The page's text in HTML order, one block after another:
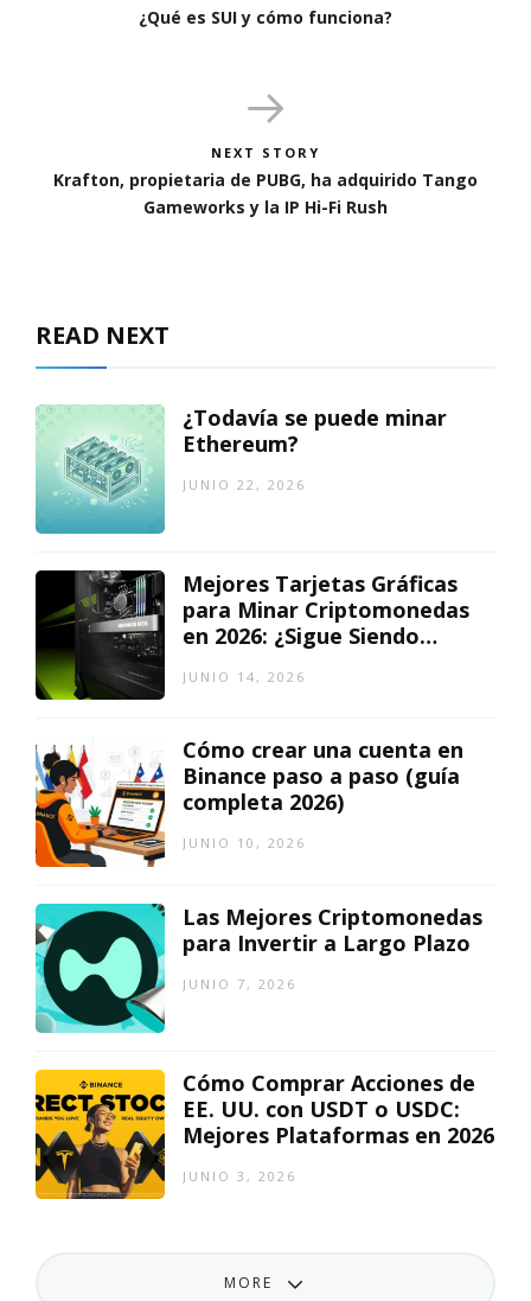
¿Qué es SUI y cómo funciona?
NEXT STORY
Krafton, propietaria de PUBG, ha adquirido Tango
Gameworks y la IP Hi-Fi Rush
READ NEXT
¿Todavía se puede minar
Ethereum?
JUNIO 22, 2026
Mejores Tarjetas Gráficas
para Minar Criptomonedas
en 2026: ¿Sigue Siendo
JUNIO 14, 2026
Cómo crear una cuenta en
Binance paso a paso (guía
completa 2026)
JUNIO 10, 2026
Las Mejores Criptomonedas
para Invertir a Largo Plazo
JUNIO 7, 2026
Cómo Comprar Acciones de
EE. UU. con USDT o USDC:
Mejores Plataformas en 2026
JUNIO 3, 2026
MORE